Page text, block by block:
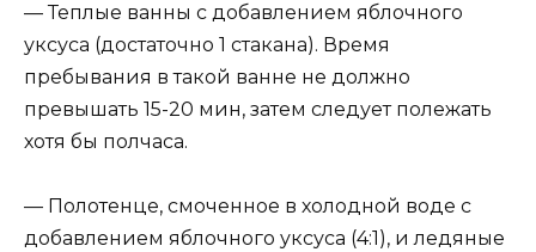
— Теплые ванны с добавлением яблочного
уксуса (достаточно 1 стакана). Время
пребывания в такой ванне не должно
превышать 15-20 мин, затем следует полежать
хотя бы полчаса.
— Полотенце, смоченное в холодной воде с
добавлением яблочного уксуса (4:1), и ледяные